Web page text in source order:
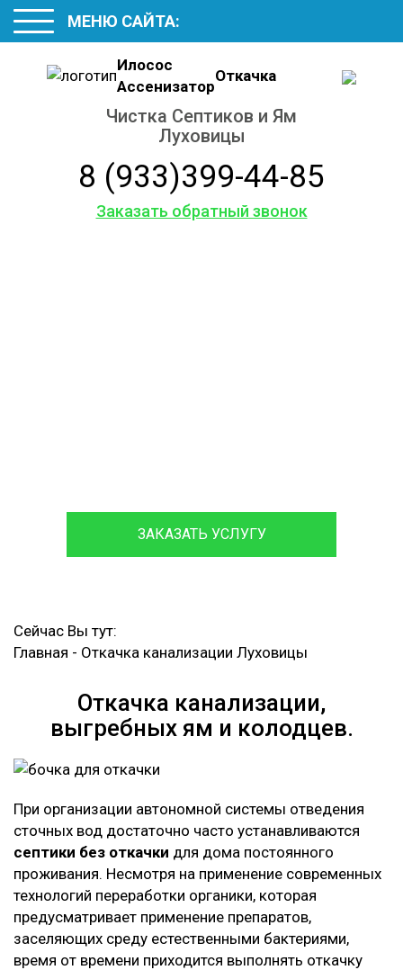
Илосос
Ассенизатор
Откачка
Чистка Септиков и Ям
Луховицы
8 (933)399-44-85
Заказать обратный звонок
МЕНЮ САЙТА:
ЗАКАЗАТЬ УСЛУГУ
Сейчас Вы тут:
Главная - Откачка канализации Луховицы
Откачка канализации,
выгребных ям и колодцев.
При организации автономной системы отведения
сточных вод достаточно часто устанавливаются
септики без откачки для дома постоянного
проживания. Несмотря на применение современных
технологий переработки органики, которая
предусматривает применение препаратов,
заселяющих среду естественными бактериями,
время от времени приходится выполнять откачку